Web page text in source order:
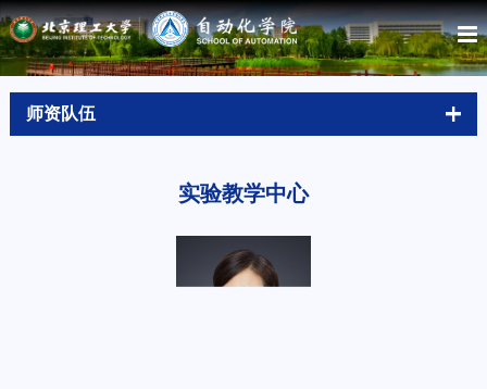
师资队伍
实验教学中心